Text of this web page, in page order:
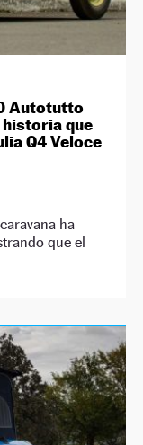
Autotutto
historia que
Q4 Veloce
ha
que el